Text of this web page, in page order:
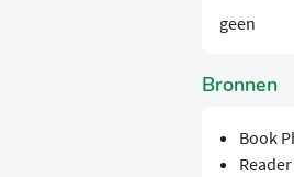
geen
Bronnen
Book